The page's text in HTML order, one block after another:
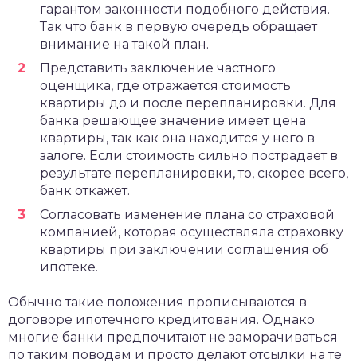
гарантом законности подобного действия.
Так что банк в первую очередь обращает
внимание на такой план.
Представить заключение частного
оценщика, где отражается стоимость
квартиры до и после перепланировки. Для
банка решающее значение имеет цена
квартиры, так как она находится у него в
залоге. Если стоимость сильно пострадает в
результате перепланировки, то, скорее всего,
банк откажет.
Согласовать изменение плана со страховой
компанией, которая осуществляла страховку
квартиры при заключении соглашения об
ипотеке.
Обычно такие положения прописываются в
договоре ипотечного кредитования. Однако
многие банки предпочитают не заморачиваться
по таким поводам и просто делают отсылки на те